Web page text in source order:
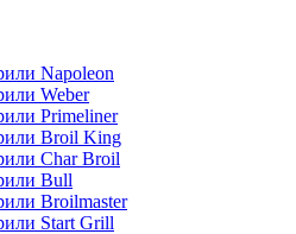
Napoleon
Weber
Primeliner
Broil King
Char Broil
Bull
Broilmaster
Start Grill